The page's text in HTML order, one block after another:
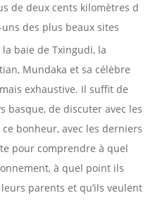
de deux cents kilomètres d
des plus beaux sites
la baie de Txingudi, la
Mundaka et sa célèbre
exhaustive. Il suffit de
basque, de discuter avec les
bonheur, avec les derniers
pour comprendre à quel
à quel point ils
parents et qu’ils veulent